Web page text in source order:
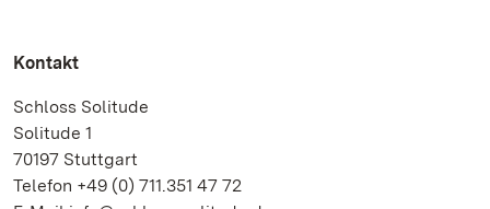
Kontakt
Schloss Solitude
Solitude 1
70197 Stuttgart
Telefon +49 (0) 711.351 47 72